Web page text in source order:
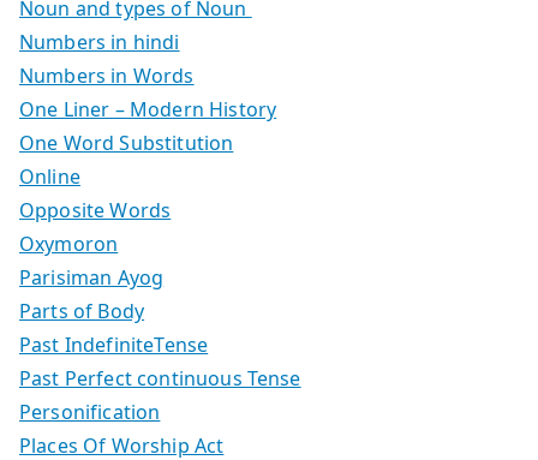
Noun and types of Noun
Numbers in hindi
Numbers in Words
One Liner – Modern History
One Word Substitution
Online
Opposite Words
Oxymoron
Parisiman Ayog
Parts of Body
Past IndefiniteTense
Past Perfect continuous Tense
Personification
Places Of Worship Act